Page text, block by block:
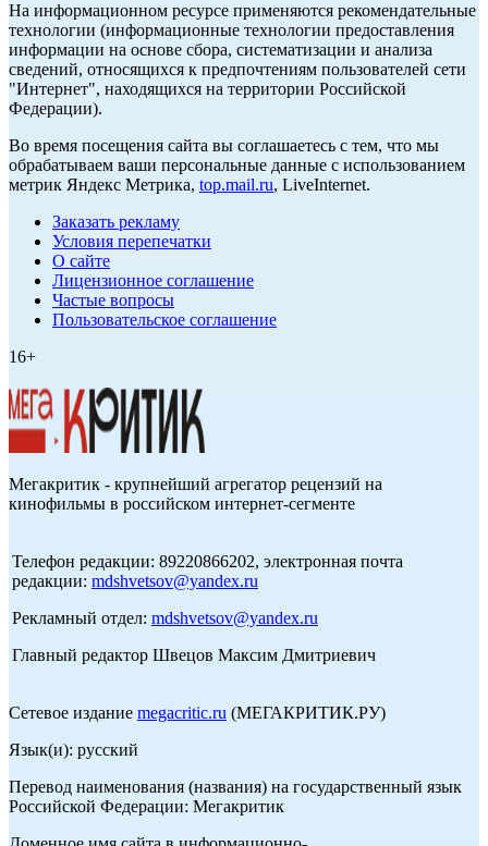
На информационном ресурсе применяются рекомендательные
технологии (информационные технологии предоставления
информации на основе сбора, систематизации и анализа
сведений, относящихся к предпочтениям пользователей сети
"Интернет", находящихся на территории Российской
Федерации).
Во время посещения сайта вы соглашаетесь с тем, что мы
обрабатываем ваши персональные данные с использованием
метрик Яндекс Метрика, top.mail.ru, LiveInternet.
Заказать рекламу
Условия перепечатки
О сайте
Лицензионное соглашение
Частые вопросы
Пользовательское соглашение
16+
Мегакритик - крупнейший агрегатор рецензий на
кинофильмы в российском интернет-сегменте
Телефон редакции: 89220866202, электронная почта
редакции: mdshvetsov@yandex.ru
Рекламный отдел: mdshvetsov@yandex.ru
Главный редактор Швецов Максим Дмитриевич
Сетевое издание megacritic.ru (МЕГАКРИТИК.РУ)
Язык(и): русский
Перевод наименования (названия) на государственный язык
Российской Федерации: Мегакритик